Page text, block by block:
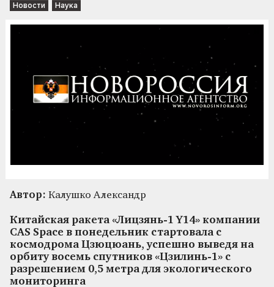
Новости Наука
Автор: Калушко Александр
Китайская ракета «Лицзянь-1 Y14» компании
CAS Space в понедельник стартовала с
космодрома Цзюцюань, успешно выведя на
орбиту восемь спутников «Цзилинь-1» с
разрешением 0,5 метра для экологического
мониторинга